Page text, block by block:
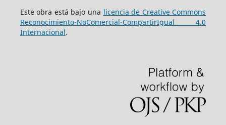
Este obra está bajo una licencia de Creative Commons
Reconocimiento-NoComercial-CompartirIgual 4.0
Internacional.